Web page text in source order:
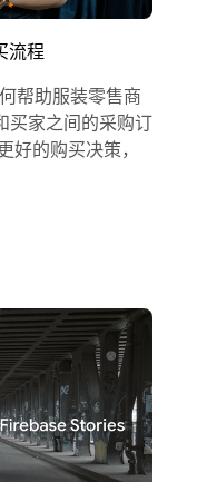
流程
帮助服装零售商
买家之间的采购订
好的购买决策，